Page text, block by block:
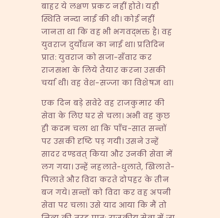
बाहर ये लक्षण प्रकट नहीं होते। यही
स्थिति नन्दा नाई की थी। कोई नहीं
जानता था कि वह भी भगवद्भक्त है। वह
युवराज दुर्योधन का नाई था। प्रतिदिन
प्रात: युवराज को सजा-सँवार कर
राजसभा के लिये तैयार करना उसकी
चर्या थी। वह वेश-सज्जा का विशेषज्ञ था।
एक दिन बड़े सवेरे वह राजकुमार की
सेवा के लिए घर से चला। अभी वह कुछ
ही कदम चला था कि पाँच-सात सन्तों
पर उसकी दृष्टि पड़ गयी। उसने उन्हें
सादर दण्डवत् किया और उनकी सेवा में
लग गया। उन्हें नहलाते-धुलाते, खिलाते-
पिलाते और विदा करते दोपहर के तीन
बज गये। सन्तों को विदा कर वह अपनी
सेवा पर चला। उसे याद आया कि मैं तो